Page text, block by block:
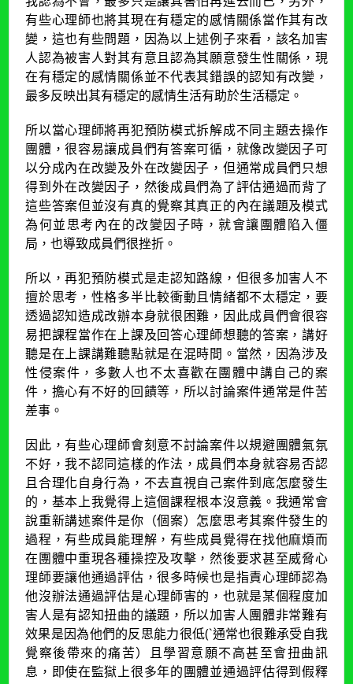
有些心理師也將其現在有穩定的感情關係當作其有改
變，這也有些問題，因為以上述例子來看，該名加害
人認為被害人對其有意且認為其願意發生性關係，現
在有穩定的感情關係並不代表其錯誤的認知有改變，
最多反映出其有穩定的感情生活有助於生活穩定。
所以當心理師將再犯預防模式拆解成不同主題去操作
團體，很容易讓成員們有答案可循，就像改變因子可
以分成內在改變及外在改變因子，但通常成員們只想
得到外在改變因子，然後成員們為了評估通過而背了
這些答案但並沒有真的覺察其真正的內在議題及模式
為何並思考內在的改變因子時，就會讓團體陷入僵
局，也導致成員們很挫折。
所以，再犯預防模式是走認知路線，但很多加害人不
擅於思考，性格多半比較衝動且情緒都不太穩定，要
透過認知造成改辦本身就很困難，因此成員們會很容
易把課程當作在上課及回答心理師想聽的答案，講好
聽是在上課講難聽點就是在混時間。當然，因為涉及
性侵案件，多數人也不太喜歡在團體中講自己的案
件，擔心有不好的回饋等，所以討論案件通常是件苦
差事。
因此，有些心理師會刻意不討論案件以規避團體氣氛
不好，我不認同這樣的作法，成員們本身就容易否認
且合理化自身行為，不去直視自己案件到底怎麼發生
的，基本上我覺得上這個課程根本沒意義。我通常會
說重新講述案件是你（個案）怎麼思考其案件發生的
過程，有些成員能理解，有些成員覺得在找他麻煩而
在團體中重現各種操控及攻擊，然後要求甚至威脅心
理師要讓他通過評估，很多時候也是指責心理師認為
他沒辦法通過評估是心理師害的，也就是某個程度加
害人是有認知扭曲的議題，所以加害人團體非常難有
效果是因為他們的反思能力很低(`通常也很難承受自我
覺察後帶來的痛苦）且學習意願不高甚至會扭曲訊
息，即使在監獄上很多年的團體並通過評估得到假釋